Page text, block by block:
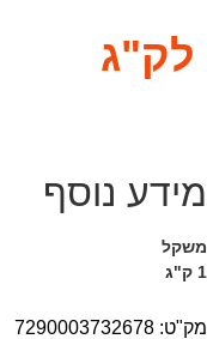
לק"ג
מידע נוסף
משקל
1 ק"ג
מק"ט: 7290003732678